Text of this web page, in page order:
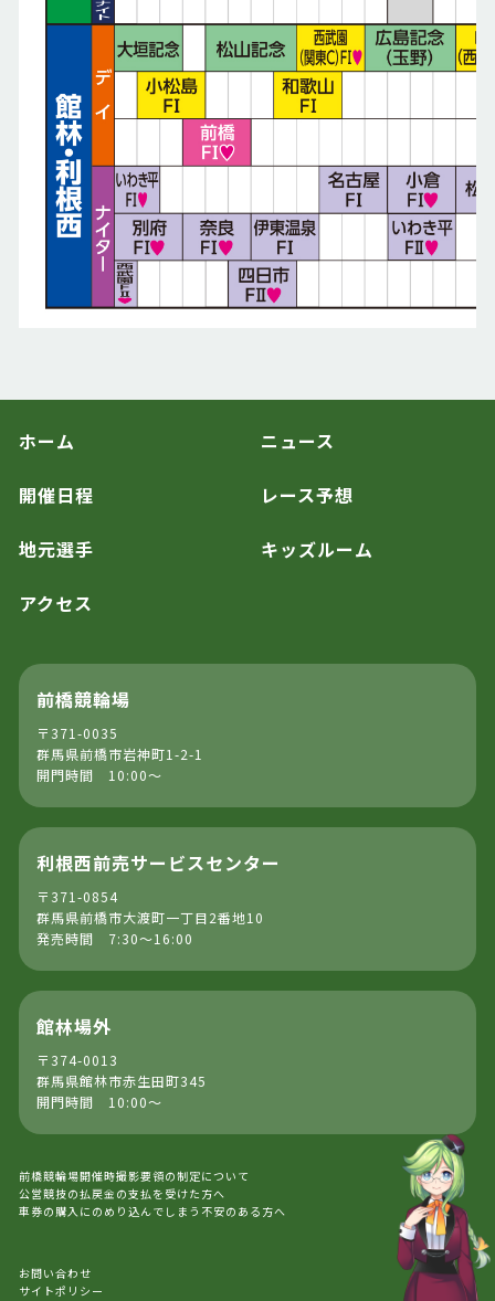
ホーム ニュース
開催日程 レース予想
地元選手 キッズルーム
アクセス
前橋競輪場
〒371-0035
群馬県前橋市岩神町1-2-1
開門時間 10:00～
利根西前売サービスセンター
〒371-0854
群馬県前橋市大渡町一丁目2番地10
発売時間 7:30～16:00
館林場外
〒374-0013
群馬県館林市赤生田町345
開門時間 10:00～
前橋競輪場開催時撮影要領の制定について
公営競技の払戻金の支払を受けた方へ
車券の購入にのめり込んでしまう不安のある方へ
お問い合わせ
サイトポリシー